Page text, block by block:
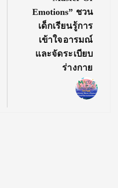
Emotions” ชวน
เด็กเรียนรู้การ
เข้าใจอารมณ์
และจัดระเบียบ
ร่างกาย